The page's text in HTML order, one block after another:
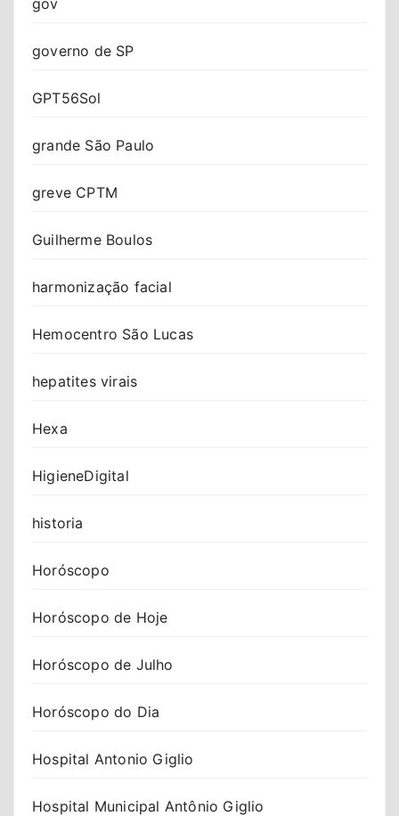
governo de SP
GPT56Sol
grande São Paulo
greve CPTM
Guilherme Boulos
harmonização facial
Hemocentro São Lucas
hepatites virais
Hexa
HigieneDigital
historia
Horóscopo
Horóscopo de Hoje
Horóscopo de Julho
Horóscopo do Dia
Hospital Antonio Giglio
Hospital Municipal Antônio Giglio